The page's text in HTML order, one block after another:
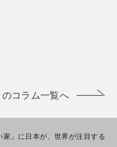
コラム一覧へ
家」に日本が、世界が注目する